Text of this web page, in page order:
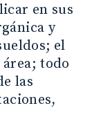
en sus
y
el
todo
las